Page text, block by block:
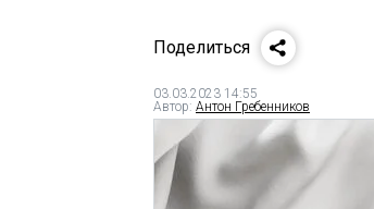
Поделиться
03.03.2023 14:55
Автор: Антон Гребенников